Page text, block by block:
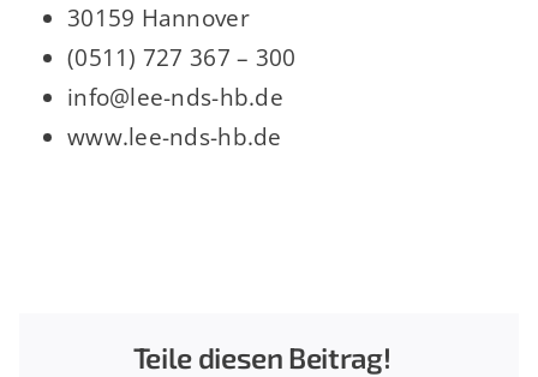
30159 Hannover
(0511) 727 367 – 300
info@lee-nds-hb.de
www.lee-nds-hb.de
Teile diesen Beitrag!